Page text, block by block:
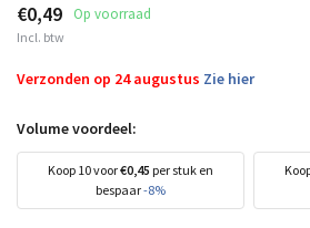
€0,49 Op voorraad
Incl. btw
Verzonden op 24 augustus Zie hier
Volume voordeel:
Koop 10 voor€0,45 per stuk en
bespaar-8%